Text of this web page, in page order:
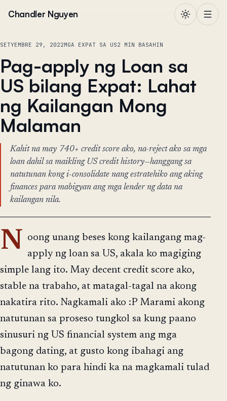
Chandler Nguyen
SETYEMBRE 29, 2022MGA EXPAT SA US2 MIN BASAHIN
Pag-apply ng Loan sa
US bilang Expat: Lahat
ng Kailangan Mong
Malaman
Kahit na may 740+ credit score ako, na-reject ako sa mga
loan dahil sa maikling US credit history—hanggang sa
natutunan kong i-consolidate nang estratehiko ang aking
finances para mabigyan ang mga lender ng data na
kailangan nila.
N
oong unang beses kong kailangang mag-
apply ng loan sa US, akala ko magiging
simple lang ito. May decent credit score ako,
stable na trabaho, at matagal-tagal na akong
nakatira rito. Nagkamali ako :P Marami akong
natutunan sa proseso tungkol sa kung paano
sinusuri ng US financial system ang mga
bagong dating, at gusto kong ibahagi ang
natutunan ko para hindi ka na magkamali tulad
ng ginawa ko.